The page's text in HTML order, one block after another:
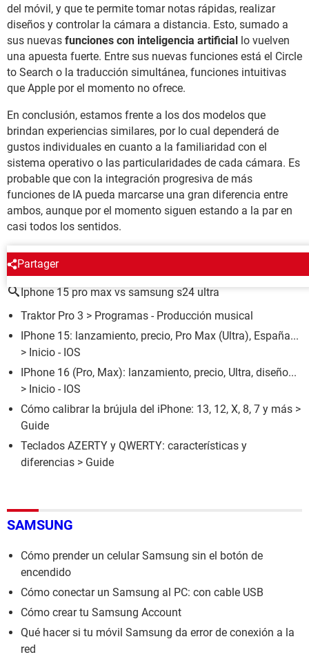
del móvil, y que te permite tomar notas rápidas, realizar
diseños y controlar la cámara a distancia. Esto, sumado a
sus nuevas funciones con inteligencia artificial lo vuelven
una apuesta fuerte. Entre sus nuevas funciones está el Circle
to Search o la traducción simultánea, funciones intuitivas
que Apple por el momento no ofrece.
En conclusión, estamos frente a los dos modelos que
brindan experiencias similares, por lo cual dependerá de
gustos individuales en cuanto a la familiaridad con el
sistema operativo o las particularidades de cada cámara. Es
probable que con la integración progresiva de más
funciones de IA pueda marcarse una gran diferencia entre
ambos, aunque por el momento siguen estando a la par en
casi todos los sentidos.
Partager
ALREDEDOR DEL MISMO TEMA
Iphone 15 pro max vs samsung s24 ultra
Traktor Pro 3 > Programas - Producción musical
IPhone 15: lanzamiento, precio, Pro Max (Ultra), España...
> Inicio - IOS
IPhone 16 (Pro, Max): lanzamiento, precio, Ultra, diseño...
> Inicio - IOS
Cómo calibrar la brújula del iPhone: 13, 12, X, 8, 7 y más >
Guide
Teclados AZERTY y QWERTY: características y
diferencias > Guide
SAMSUNG
Cómo prender un celular Samsung sin el botón de
encendido
Cómo conectar un Samsung al PC: con cable USB
Cómo crear tu Samsung Account
Qué hacer si tu móvil Samsung da error de conexión a la
red